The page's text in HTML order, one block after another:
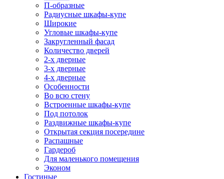
П-образные
Радиусные шкафы-купе
Широкие
Угловые шкафы-купе
Закругленный фасад
Количество дверей
2-х дверные
3-х дверные
4-х дверные
Особенности
Во всю стену
Встроенные шкафы-купе
Под потолок
Раздвижные шкафы-купе
Открытая секция посередине
Распашные
Гардероб
Для маленького помещения
Эконом
Гостиные